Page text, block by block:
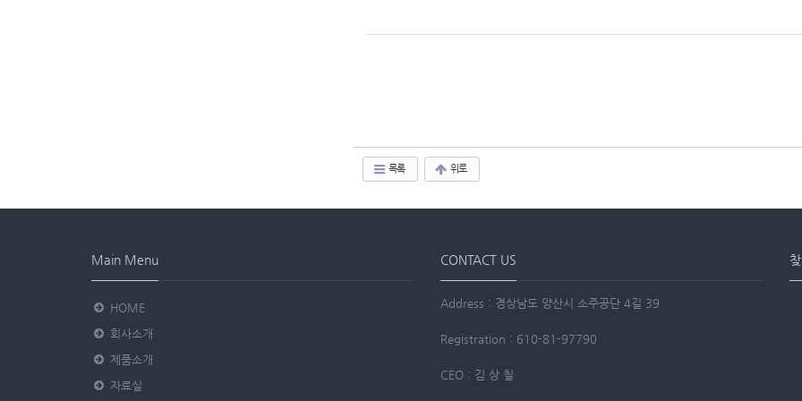
목록 위로
Main Menu
HOME
회사소개
제품소개
자료실
CONTACT US
Address : 경상남도 양산시 소주공단 4길 39
Registration : 610-81-97790
CEO : 김 상 칠